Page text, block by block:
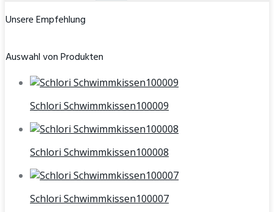
Unsere Empfehlung
Auswahl von Produkten
Schlori Schwimmkissen100009
Schlori Schwimmkissen100008
Schlori Schwimmkissen100007